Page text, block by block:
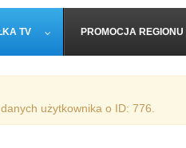
TV PROMOCJA REGIONU
użytkownika o ID: 776.